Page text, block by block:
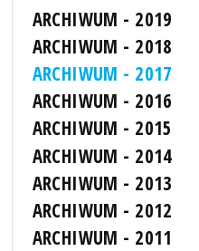
ARCHIWUM - 2019
ARCHIWUM - 2018
ARCHIWUM - 2017
ARCHIWUM - 2016
ARCHIWUM - 2015
ARCHIWUM - 2014
ARCHIWUM - 2013
ARCHIWUM - 2012
ARCHIWUM - 2011